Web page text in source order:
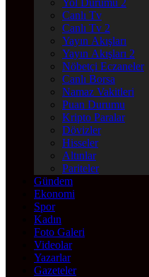
Yol Durumu 2
Canlı Tv
Canlı Tv 2
Yayın Akışları
Yayın Akışları 2
Nöbetçi Eczaneler
Canlı Borsa
Namaz Vakitleri
Puan Durumu
Kripto Paralar
Dövizler
Hisseler
Altınlar
Pariteler
Gündem
Ekonomi
Spor
Kadın
Foto Galeri
Videolar
Yazarlar
Gazeteler